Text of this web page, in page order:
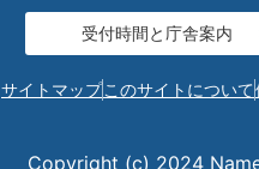
受付時間と庁舎案内
サイトマップこのサイトについて
Copyright (c) 2024